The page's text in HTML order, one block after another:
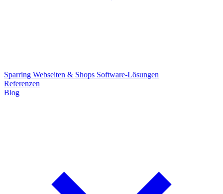
Sparring Webseiten & Shops Software-Lösungen
Referenzen
Blog